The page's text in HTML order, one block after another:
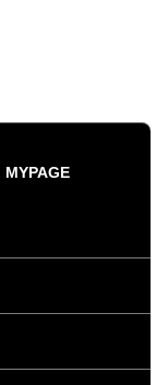
MYPAGE